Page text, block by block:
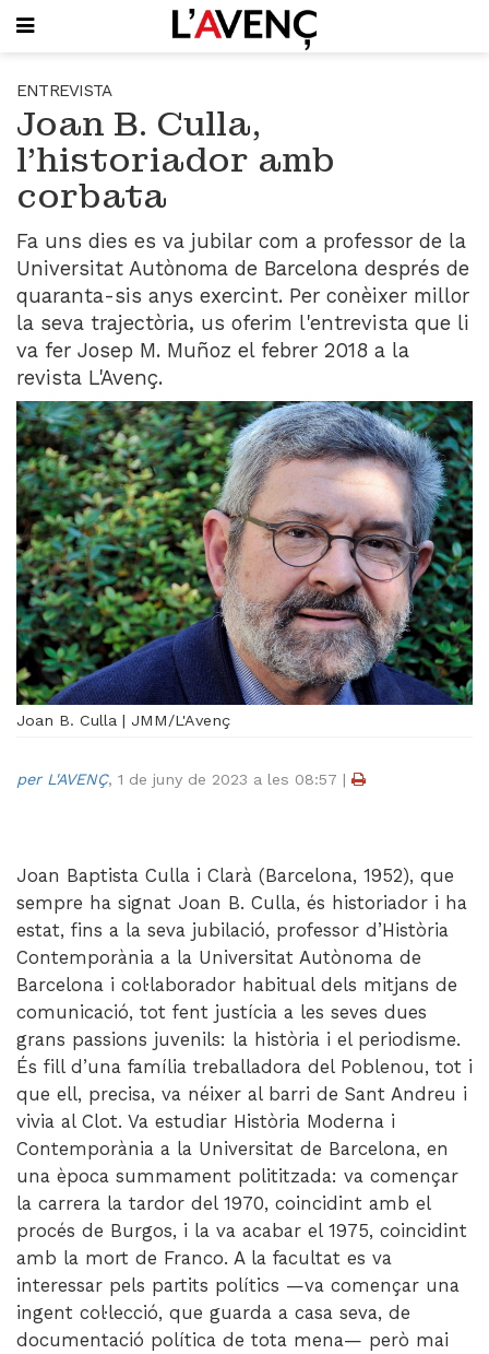
PORTADA
QUI SOM
L'AVENÇ PAPER
PLECS D'HISTÒRIA LOCAL
LLIBRES
PUBLICITAT
AGENDA
VIDEOTECA
Focus
Entrevistes
Actualitat
El llibre de la setmana
Mirador
Videoteca
Termes legals
SUBSCRIU-T'HI
ENTREVISTA
Joan B. Culla,
l’historiador amb
corbata
Fa uns dies es va jubilar com a professor de la
Universitat Autònoma de Barcelona després de
quaranta-sis anys exercint. Per conèixer millor
la seva trajectòria, us oferim l'entrevista que li
va fer Josep M. Muñoz el febrer 2018 a la
revista L'Avenç.
Joan B. Culla | JMM/L'Avenç
per L'AVENÇ, 1 de juny de 2023 a les 08:57 |
Joan Baptista Culla i Clarà (Barcelona, 1952), que
sempre ha signat Joan B. Culla, és historiador i ha
estat, fins a la seva jubilació, professor d’Història
Contemporània a la Universitat Autònoma de
Barcelona i col·laborador habitual dels mitjans de
comunicació, tot fent justícia a les seves dues
grans passions juvenils: la història i el periodisme.
És fill d’una família treballadora del Poblenou, tot i
que ell, precisa, va néixer al barri de Sant Andreu i
vivia al Clot. Va estudiar Història Moderna i
Contemporània a la Universitat de Barcelona, en
una època summament polititzada: va començar
la carrera la tardor del 1970, coincidint amb el
procés de Burgos, i la va acabar el 1975, coincidint
amb la mort de Franco. A la facultat es va
interessar pels partits polítics —va començar una
ingent col·lecció, que guarda a casa seva, de
documentació política de tota mena— però mai